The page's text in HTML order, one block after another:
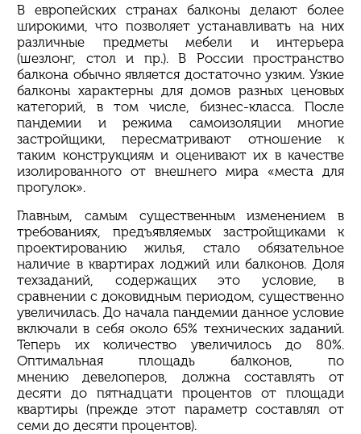
В европейских странах балконы делают более
широкими, что позволяет устанавливать на них
различные предметы мебели и интерьера
(шезлонг, стол и пр.). В России пространство
балкона обычно является достаточно узким. Узкие
балконы характерны для домов разных ценовых
категорий, в том числе, бизнес-класса. После
пандемии и режима самоизоляции многие
застройщики, пересматривают отношение к
таким конструкциям и оценивают их в качестве
изолированного от внешнего мира «места для
прогулок».
Главным, самым существенным изменением в
требованиях, предъявляемых застройщиками к
проектированию жилья, стало обязательное
наличие в квартирах лоджий или балконов. Доля
техзаданий, содержащих это условие, в
сравнении с доковидным периодом, существенно
увеличилась. До начала пандемии данное условие
включали в себя около 65% технических заданий.
Теперь их количество увеличилось до 80%.
Оптимальная площадь балконов, по
мнению девелоперов , должна составлять от
десяти до пятнадцати процентов от площади
квартиры (прежде этот параметр составлял от
семи до десяти процентов).